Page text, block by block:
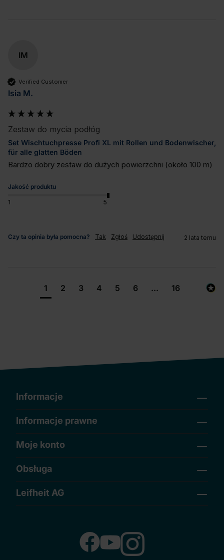
IM
Verified Customer
Isia M.
Zestaw do mycia podłóg
Set Wischtuchpresse Profi XL mit Rollen und Bodenwischer,
für alle glatten Böden
Bardzo dobry zestaw do dużych powierzchni (około 100 m)
Jakość produktu
1 5
Czy ta opinia była pomocna? Tak Zgłoś Udostępnij 2 lata temu
1 2 3 4 5 6 ... 16
Informacje
Informacje prawne
Moje konto
Obsługa
Leifheit AG